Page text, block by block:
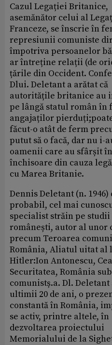
Cazul Legației Britanice,
asemănător celui al
Franceze, se înscrie în
represiunii comuniste
împotriva persoanelor
ar întreține relații (de
țările din Occident.
Dlui. Deletant a arătat că
autoritățile britanice au
pe lângă statul român în
angajaților
făcut-o atât de ferm
putut să o facă, dar nu i-
oamenii care au sfârșit în
închisoare din cauza
cu Marea Britanie.
Dennis Deletant (n. 1946)
probabil, cel mai
specialist străin pe studii
românești, autor al unor
precum Teroarea
România, Aliatul uitat al
Hitler:Ion Antonescu,
Securitatea, România
comunistș.a. Dl.
ultimii 20 de ani, o
constantă în România,
se activ, printre altele, în
dezvoltarea proiectului
Memorialului de la